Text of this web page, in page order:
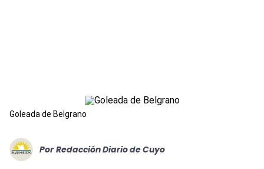
Goleada de Belgrano
Por Redacción Diario de Cuyo